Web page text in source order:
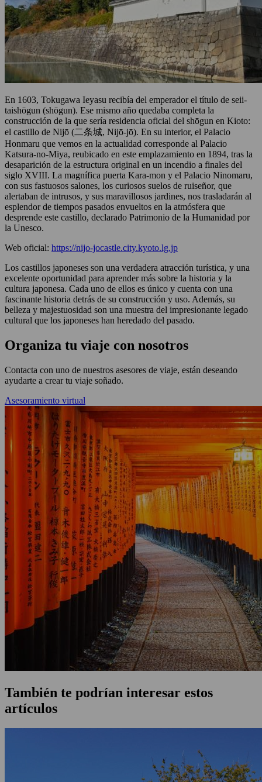
En 1603, Tokugawa Ieyasu recibía del emperador el título de seii-
taishōgun (shōgun). Ese mismo año quedaba completa la
construcción de la que sería residencia oficial del shōgun en Kioto:
el castillo de Nijō (二条城, Nijō-jō). En su interior, el Palacio
Honmaru que vemos en la actualidad corresponde al Palacio
Katsura-no-Miya, reubicado en este emplazamiento en 1894, tras la
desaparición de la estructura original en un incendio a finales del
siglo XVIII. La magnífica puerta Kara-mon y el Palacio Ninomaru,
con sus fastuosos salones, los curiosos suelos de ruiseñor, que
alertaban de intrusos, y sus maravillosos jardines, nos trasladarán al
esplendor de tiempos pasados envueltos en la atmósfera que
desprende este castillo, declarado Patrimonio de la Humanidad por
la Unesco.
Web oficial: https://nijo-jocastle.city.kyoto.lg.jp
Los castillos japoneses son una verdadera atracción turística, y una
excelente oportunidad para aprender más sobre la historia y la
cultura japonesa. Cada uno de ellos es único y cuenta con una
fascinante historia detrás de su construcción y uso. Además, su
belleza y majestuosidad son una muestra del impresionante legado
cultural que los japoneses han heredado del pasado.
Organiza tu viaje con nosotros
Contacta con uno de nuestros asesores de viaje, están deseando
ayudarte a crear tu viaje soñado.
Asesoramiento virtual
También te podrían interesar estos
artículos